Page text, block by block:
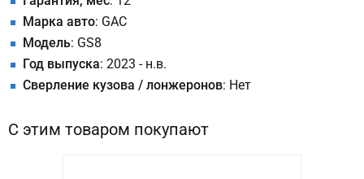
Марка авто: GAC
Модель: GS8
Год выпуска: 2023 - н.в.
Сверление кузова / лонжеронов: Нет
С этим товаром покупают